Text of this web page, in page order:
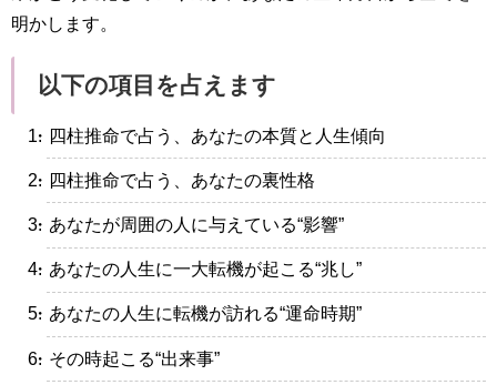
明かします。
以下の項目を占えます
・四柱推命で占う、あなたの本質と人生傾向
・四柱推命で占う、あなたの裏性格
・あなたが周囲の人に与えている“影響”
・あなたの人生に一大転機が起こる“兆し”
・あなたの人生に転機が訪れる“運命時期”
・その時起こる“出来事”